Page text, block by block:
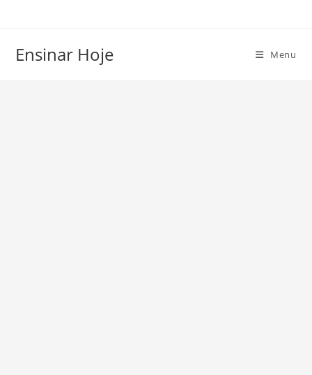
conteúdo
Ensinar Hoje Menu